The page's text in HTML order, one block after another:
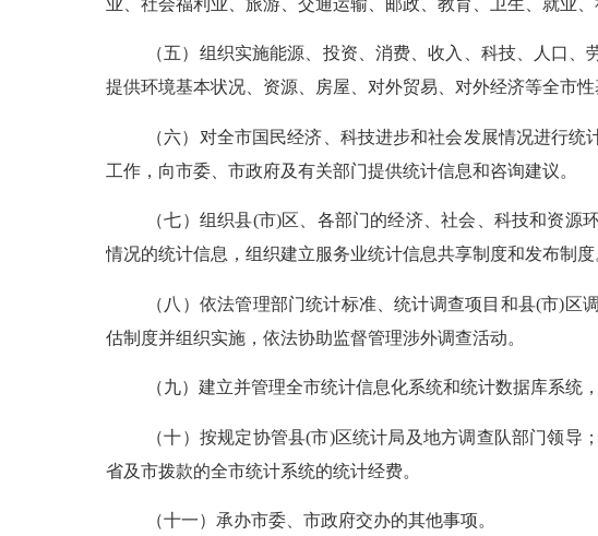
（五）组织实施能源、投资、消费、收入、科技、人口
提供环境基本状况、资源、房屋、对外贸易、对外经济等全市性
（六）对全市国民经济、科技进步和社会发展情况进行
工作，向市委、市政府及有关部门提供统计信息和咨询建议。
（七）组织县(市)区、各部门的经济、社会、科技和资源
情况的统计信息，组织建立服务业统计信息共享制度和发布制度
（八）依法管理部门统计标准、统计调查项目和县(市)区
估制度并组织实施，依法协助监督管理涉外调查活动。
（九）建立并管理全市统计信息化系统和统计数据库系
（十）按规定协管县(市)区统计局及地方调查队部门领导
省及市拨款的全市统计系统的统计经费。
（十一）承办市委、市政府交办的其他事项。